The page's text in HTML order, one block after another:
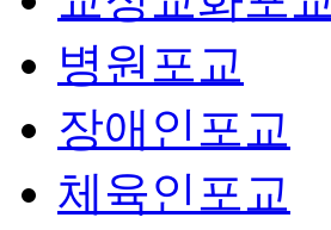
병원포교
장애인포교
체육인포교